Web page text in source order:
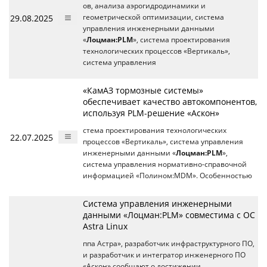
29.08.2025
ов, анализа аэрогидродинамики и
геометрической оптимизации, система
управления инженерными данными
«Лоцман:PLM», система проектирования
технологических процессов «Вертикаль»,
система управления
22.07.2025
«КамАЗ тормозные системы»
обеспечивает качество автокомпонентов,
используя PLM-решение «Аскон»
стема проектирования технологических
процессов «Вертикаль», система управления
инженерными данными «Лоцман:PLM»,
система управления нормативно-справочной
информацией «Полином:MDM». Особенностью
Система управления инженерными
данными «Лоцман:PLM» совместима с ОС
Astra Linux
ппа Астра», разработчик инфраструктурного ПО,
и разработчик и интегратор инженерного ПО